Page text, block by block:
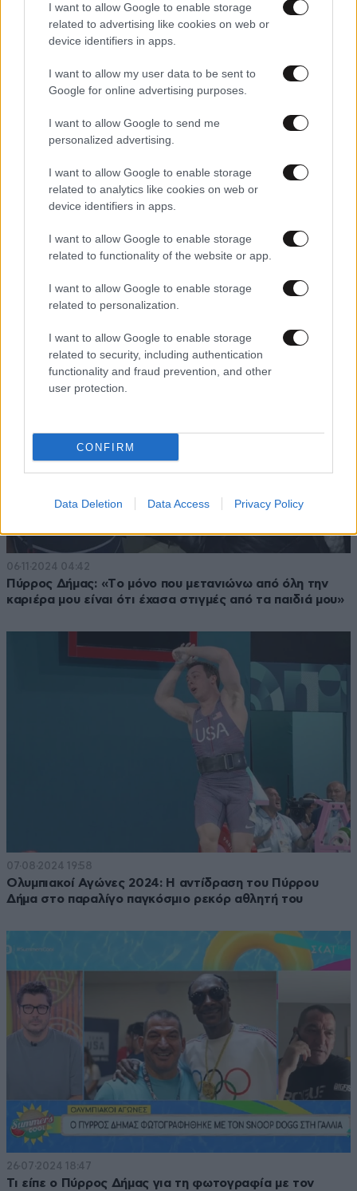
I want to allow Google to enable storage
related to advertising like cookies on web or
device identifiers in apps.
I want to allow my user data to be sent to
Google for online advertising purposes.
I want to allow Google to send me
personalized advertising.
I want to allow Google to enable storage
related to analytics like cookies on web or
device identifiers in apps.
I want to allow Google to enable storage
related to functionality of the website or app.
I want to allow Google to enable storage
related to personalization.
I want to allow Google to enable storage
related to security, including authentication
functionality and fraud prevention, and other
user protection.
CONFIRM
Data Deletion Data Access Privacy Policy
Πύρρος Δήμας: «Στην Ελλάδα μας θεωρούν Αλβανούς
και στην Αλβανία μας θεωρούν Έλληνες»
06·11·2024 04:42
Πύρρος Δήμας: «Tο μόνο που μετανιώνω από όλη την
καριέρα μου είναι ότι έχασα στιγμές από τα παιδιά μου»
07·08·2024 19:58
Ολυμπιακοί Αγώνες 2024: Η αντίδραση του Πύρρου
Δήμα στο παραλίγο παγκόσμιο ρεκόρ αθλητή του
26·07·2024 18:47
Τι είπε ο Πύρρος Δήμας για τη φωτογραφία με τον